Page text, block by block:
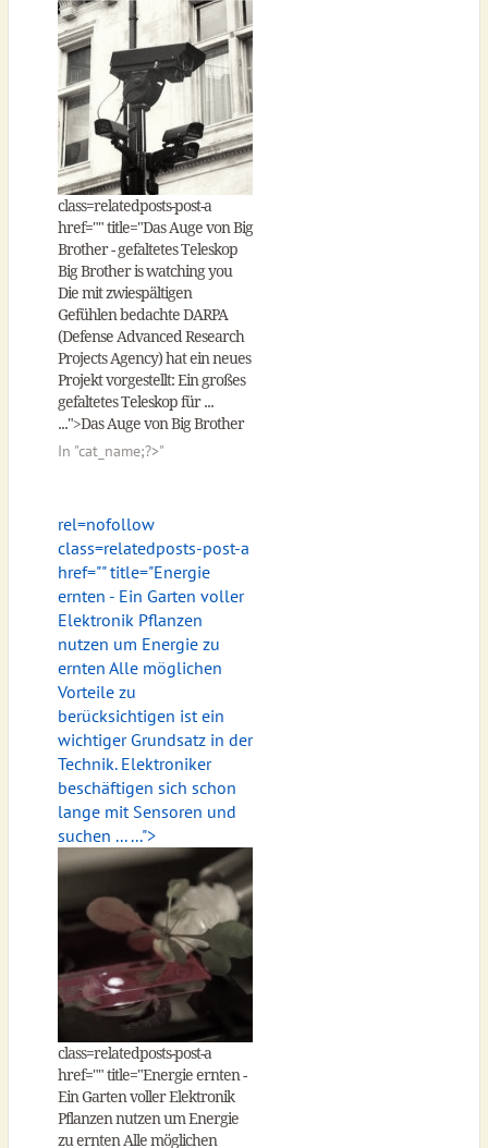
class=relatedposts-post-a
href="" title="Das Auge von Big
Brother - gefaltetes Teleskop
Big Brother is watching you
Die mit zwiespältigen
Gefühlen bedachte DARPA
(Defense Advanced Research
Projects Agency) hat ein neues
Projekt vorgestellt: Ein großes
gefaltetes Teleskop für ...
...">Das Auge von Big Brother
In "cat_name;?>"
rel=nofollow
class=relatedposts-post-a
href="" title="Energie
ernten - Ein Garten voller
Elektronik Pflanzen
nutzen um Energie zu
ernten Alle möglichen
Vorteile zu
berücksichtigen ist ein
wichtiger Grundsatz in der
Technik. Elektroniker
beschäftigen sich schon
lange mit Sensoren und
suchen ... ...">
class=relatedposts-post-a
href="" title="Energie ernten -
Ein Garten voller Elektronik
Pflanzen nutzen um Energie
zu ernten Alle möglichen